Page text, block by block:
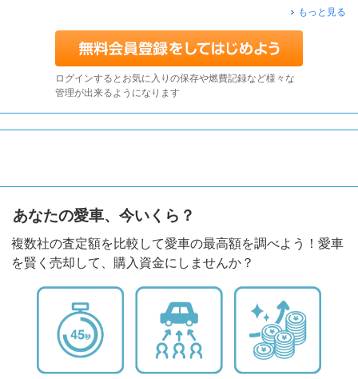
もっと見る
ログインするとお気に入りの保存や燃費記録など様々な
管理が出来るようになります
あなたの愛車、今いくら？
複数社の査定額を比較して愛車の最高額を調べよう！愛車
を賢く売却して、購入資金にしませんか？